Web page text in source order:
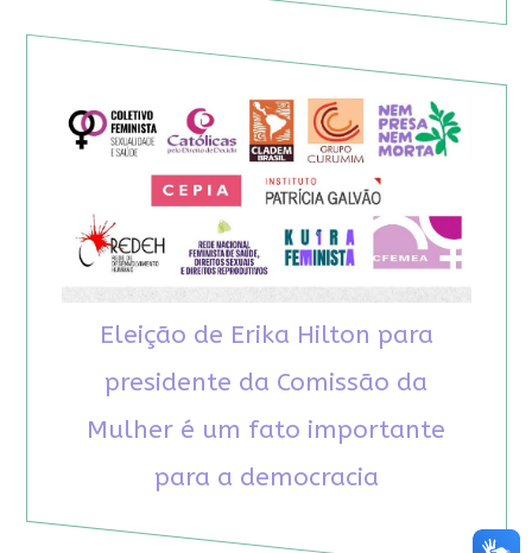
Eleição de Erika Hilton para
presidente da Comissão da
Mulher é um fato importante
para a democracia